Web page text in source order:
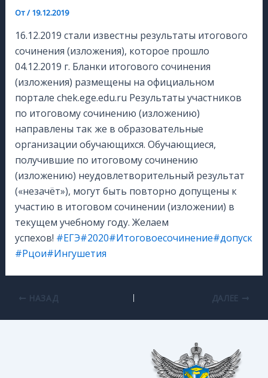
От/19.12.2019
16.12.2019 стали известны результаты итогового
сочинения (изложения), которое прошло
04.12.2019 г. Бланки итогового сочинения
(изложения) размещены на официальном
портале chek.ege.edu.ru Результаты участников
по итоговому сочинению (изложению)
направлены так же в образовательные
организации обучающихся. Обучающиеся,
получившие по итоговому сочинению
(изложению) неудовлетворительный результат
(«незачёт»), могут быть повторно допущены к
участию в итоговом сочинении (изложении) в
текущем учебному году. Желаем
успехов! #ЕГЭ#2020#Итоговоесочинение#допуск
#Рцои#Ингушетия
НАЗАД ДАЛЕЕ